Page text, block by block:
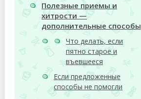
Полезные приемы и
хитрости —
дополнительные способы
Что делать, если
пятно старое и
въевшееся
Если предложенные
способы не помогли